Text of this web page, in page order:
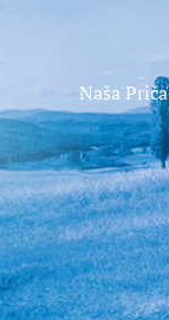
Naša Priča